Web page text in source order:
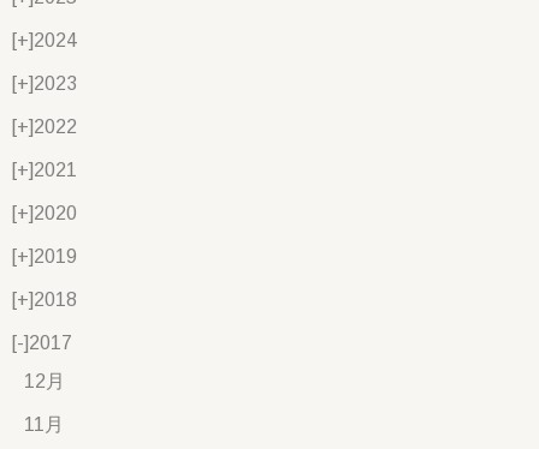
[+]2024
[+]2023
[+]2022
[+]2021
[+]2020
[+]2019
[+]2018
[-]2017
12月
11月